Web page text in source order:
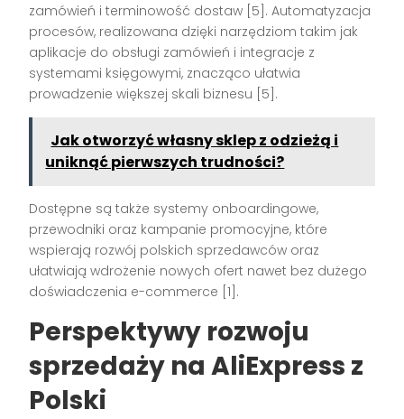
zamówień i terminowość dostaw [5]. Automatyzacja
procesów, realizowana dzięki narzędziom takim jak
aplikacje do obsługi zamówień i integracje z
systemami księgowymi, znacząco ułatwia
prowadzenie większej skali biznesu [5].
Jak otworzyć własny sklep z odzieżą i
uniknąć pierwszych trudności?
Dostępne są także systemy onboardingowe,
przewodniki oraz kampanie promocyjne, które
wspierają rozwój polskich sprzedawców oraz
ułatwiają wdrożenie nowych ofert nawet bez dużego
doświadczenia e-commerce [1].
Perspektywy rozwoju
sprzedaży na AliExpress z
Polski